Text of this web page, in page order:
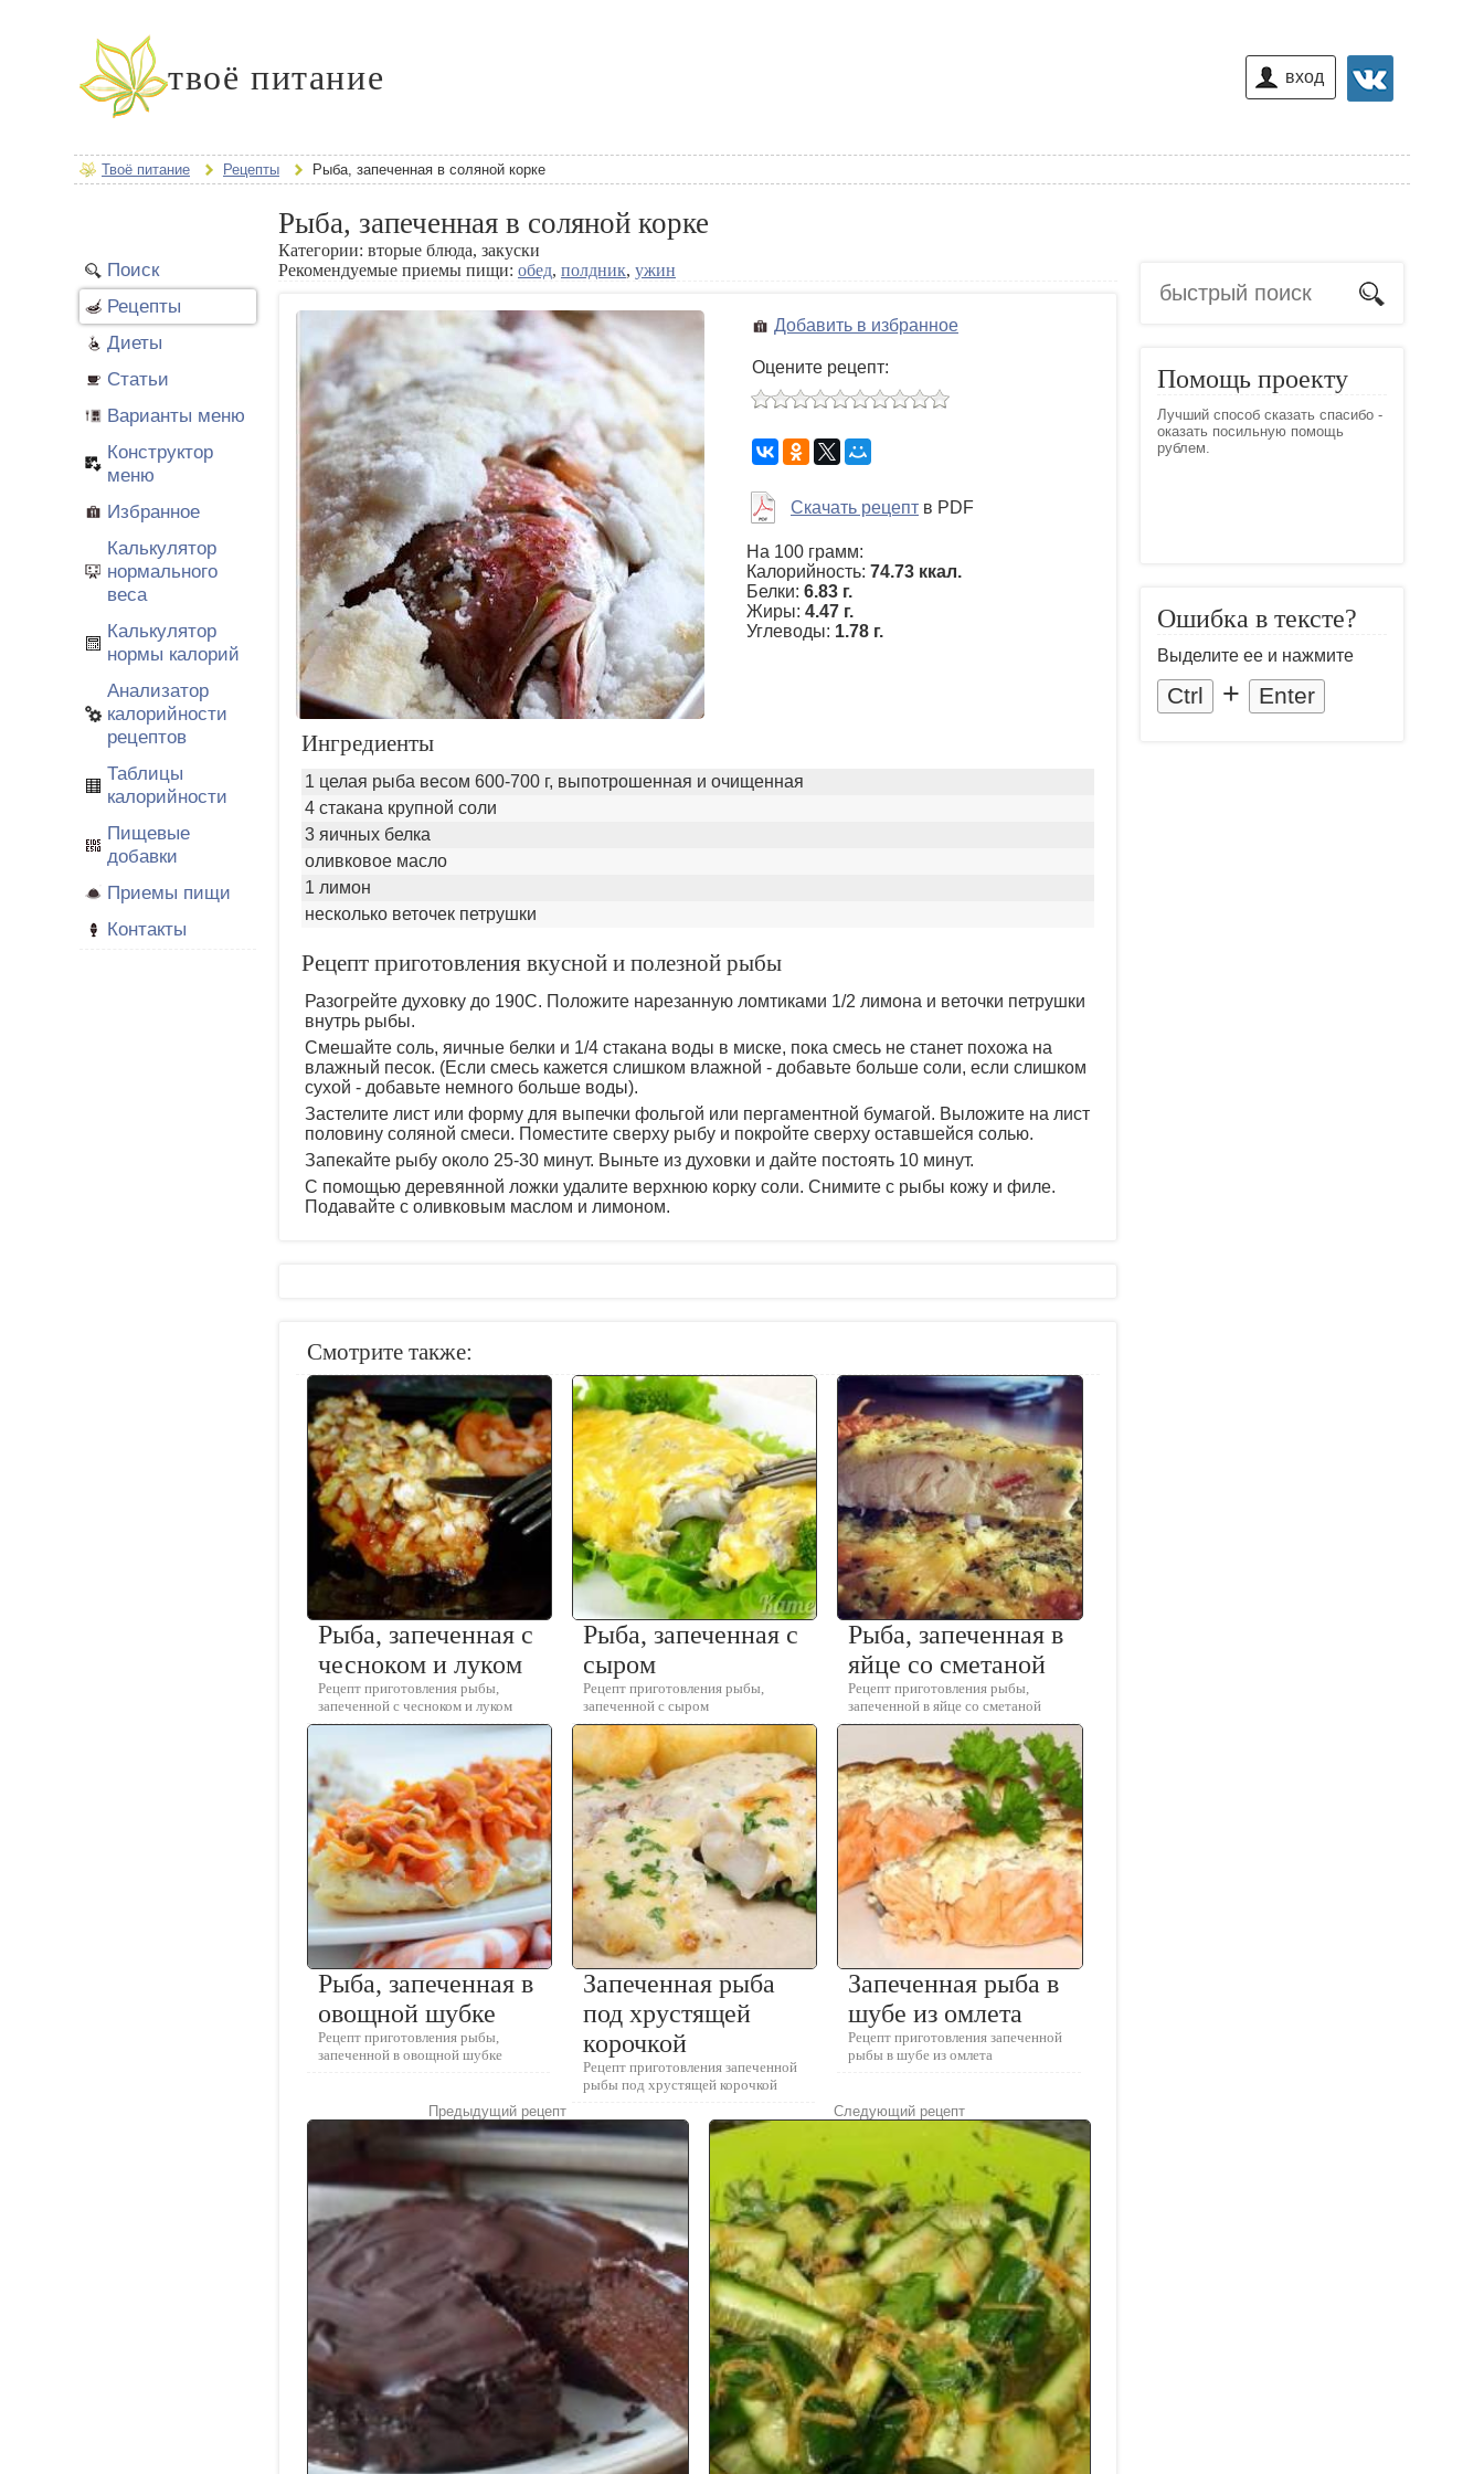
твоё питание вход
Твоё питание Рецепты Рыба, запеченная в соляной корке
Поиск
Рецепты
Диеты
Статьи
Варианты меню
Конструктор
меню
Избранное
Калькулятор
нормального
веса
Калькулятор
нормы калорий
Анализатор
калорийности
рецептов
Таблицы
калорийности
Пищевые
добавки
Приемы пищи
Контакты
Рыба, запеченная в соляной корке
Категории: вторые блюда, закуски
Рекомендуемые приемы пищи: обед, полдник, ужин
Добавить в избранное
Оцените рецепт:
Скачать рецепт в PDF
На 100 грамм:
Калорийность: 74.73 ккал.
Белки: 6.83 г.
Жиры: 4.47 г.
Углеводы: 1.78 г.
Ингредиенты
1 целая рыба весом 600-700 г, выпотрошенная и очищенная
4 стакана крупной соли
3 яичных белка
оливковое масло
1 лимон
несколько веточек петрушки
Рецепт приготовления вкусной и полезной рыбы
Разогрейте духовку до 190С. Положите нарезанную ломтиками 1/2 лимона и веточки петрушки
внутрь рыбы.
Смешайте соль, яичные белки и 1/4 стакана воды в миске, пока смесь не станет похожа на
влажный песок. (Если смесь кажется слишком влажной - добавьте больше соли, если слишком
сухой - добавьте немного больше воды).
Застелите лист или форму для выпечки фольгой или пергаментной бумагой. Выложите на лист
половину соляной смеси. Поместите сверху рыбу и покройте сверху оставшейся солью.
Запекайте рыбу около 25-30 минут. Выньте из духовки и дайте постоять 10 минут.
С помощью деревянной ложки удалите верхнюю корку соли. Снимите с рыбы кожу и филе.
Подавайте с оливковым маслом и лимоном.
Смотрите также:
Рыба, запеченная с
чесноком и луком
Рецепт приготовления рыбы,
запеченной с чесноком и луком
Рыба, запеченная с
сыром
Рецепт приготовления рыбы,
запеченной с сыром
Рыба, запеченная в
яйце со сметаной
Рецепт приготовления рыбы,
запеченной в яйце со сметаной
Рыба, запеченная в
овощной шубке
Рецепт приготовления рыбы,
запеченной в овощной шубке
Запеченная рыба
под хрустящей
корочкой
Рецепт приготовления запеченной
рыбы под хрустящей корочкой
Запеченная рыба в
шубе из омлета
Рецепт приготовления запеченной
рыбы в шубе из омлета
Предыдущий рецепт Следующий рецепт
Помощь проекту
Лучший способ сказать спасибо -
оказать посильную помощь
рублем.
Ошибка в тексте?
Выделите ее и нажмите
Ctrl + Enter